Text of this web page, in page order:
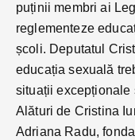
puținii membri ai
reglementeze
școli. Deputatul
educația sexuală
situații excepționale
Alături de Cristina
Adriana Radu,